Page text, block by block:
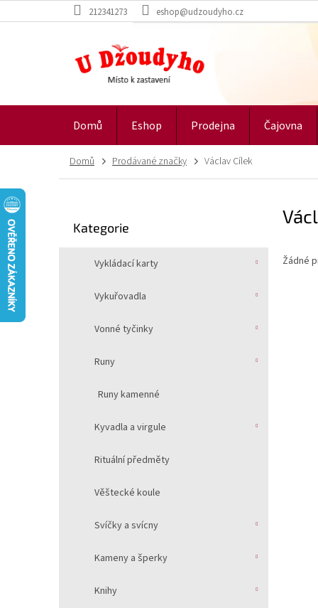
na
212341273 eshop@udzoudyho.cz
Domů Eshop Prodejna Čajovna
Domů Prodávané značky Václav Cílek
Přeskočit
kategorie
Kategorie
Vykládací karty
Vykuřovadla
Vonné tyčinky
Runy
Runy kamenné
Kyvadla a virgule
Rituální předměty
Věštecké koule
Svíčky a svícny
Kameny a šperky
Knihy
Žádné